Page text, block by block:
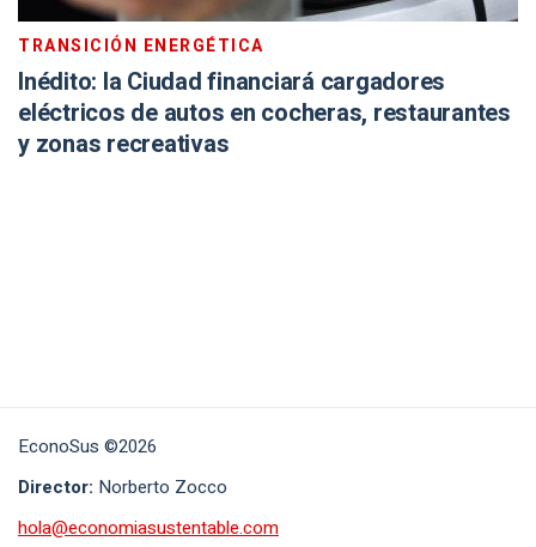
TRANSICIÓN ENERGÉTICA
Inédito: la Ciudad financiará cargadores
eléctricos de autos en cocheras, restaurantes
y zonas recreativas
EconoSus ©2026
Director: Norberto Zocco
hola@economiasustentable.com